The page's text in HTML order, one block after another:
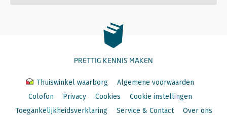
PRETTIG KENNIS MAKEN
Thuiswinkel waarborg
Algemene voorwaarden
Colofon
Privacy Cookies
Cookie instellingen
Toegankelijkheidsverklaring
Service & Contact Over ons